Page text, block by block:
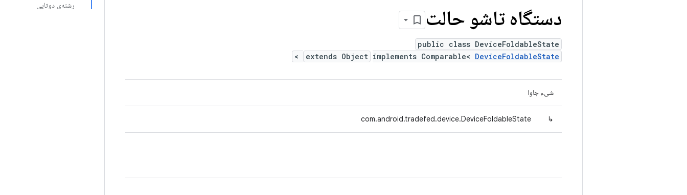
رشته‌ی دوتایی
دستگاه تاشو حالت
public class DeviceFoldableState
extends Object implements Comparable< DeviceFoldableState
>
شیء جاوا
↳
com.android.tradefed.device.DeviceFoldableState